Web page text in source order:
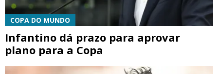
COPA DO MUNDO
Infantino dá prazo para aprovar
plano para a Copa